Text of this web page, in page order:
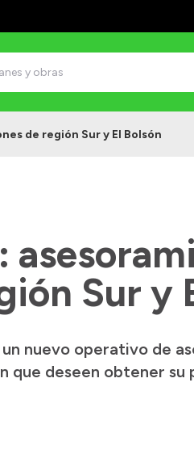
de región Sur y El Bolsón
Sur y
nuevo operativo de
que deseen obtener su